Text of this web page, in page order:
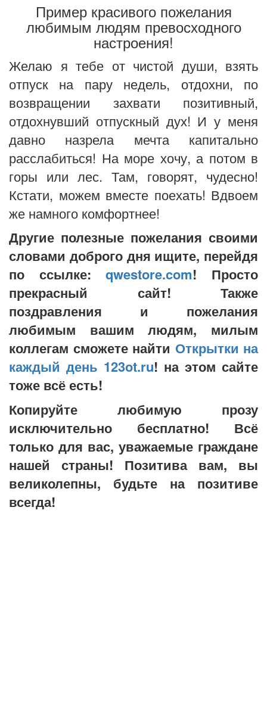
Пример красивого пожелания
любимым людям превосходного
настроения!
Желаю я тебе от чистой души, взять
отпуск на пару недель, отдохни, по
возвращении захвати позитивный,
отдохнувший отпускный дух! И у меня
давно назрела мечта капитально
расслабиться! На море хочу, а потом в
горы или лес. Там, говорят, чудесно!
Кстати, можем вместе поехать! Вдвоем
же намного комфортнее!
Другие полезные пожелания своими
словами доброго дня ищите, перейдя
по ссылке:qwestore.com! Просто
прекрасный сайт! Также
поздравления и пожелания
любимым вашим людям, милым
коллегам сможете найти Открытки на
каждый день 123ot.ru! на этом сайте
тоже всё есть!
Копируйте любимую прозу
исключительно бесплатно! Всё
только для вас, уважаемые граждане
нашей страны! Позитива вам, вы
великолепны, будьте на позитиве
всегда!